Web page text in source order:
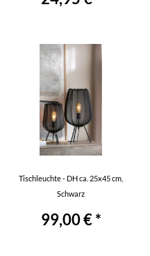
Tischleuchte - DH ca. 25x45 cm,
Schwarz
99,00 € *